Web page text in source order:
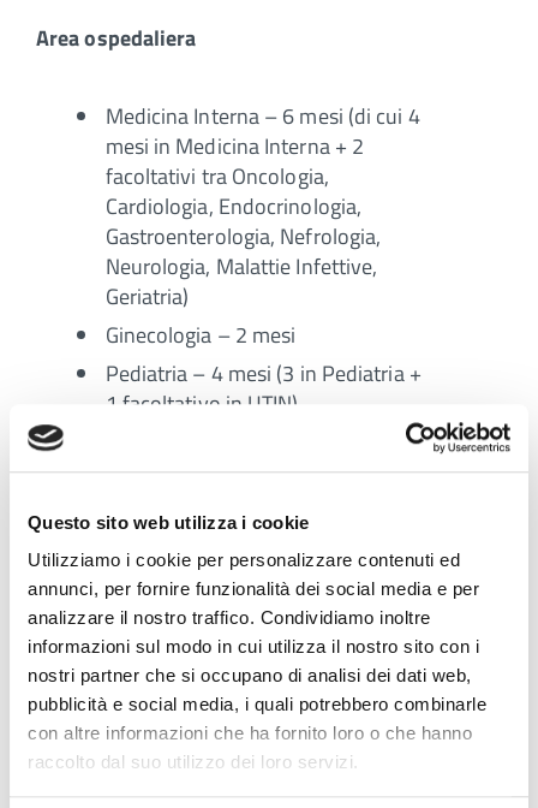
Questo sito web utilizza i cookie
Utilizziamo i cookie per personalizzare contenuti ed
annunci, per fornire funzionalità dei social media e per
analizzare il nostro traffico. Condividiamo inoltre
informazioni sul modo in cui utilizza il nostro sito con i
nostri partner che si occupano di analisi dei dati web,
pubblicità e social media, i quali potrebbero combinarle
con altre informazioni che ha fornito loro o che hanno
raccolto dal suo utilizzo dei loro servizi.
Area ospedaliera
Medicina Interna – 6 mesi (di cui 4
mesi in Medicina Interna + 2
facoltativi tra Oncologia,
Cardiologia, Endocrinologia,
Gastroenterologia, Nefrologia,
Neurologia, Malattie Infettive,
Geriatria)
Ginecologia – 2 mesi
Pediatria – 4 mesi (3 in Pediatria +
1 facoltativo in UTIN)
Chirurgia Generale – 3 mesi (2 in
Chirurgia + 1 facoltativo tra ORL ,
Vascolare, Oftalmologia o Urologia)
Al termine di ciascun periodo formativo i vari tutor
sono tenuti ad elaborare un voto ed un giudizio
del medico in formazione.